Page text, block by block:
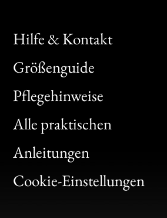
Hilfe & Kontakt
Größenguide
Pflegehinweise
Alle praktischen
Anleitungen
Cookie-Einstellungen